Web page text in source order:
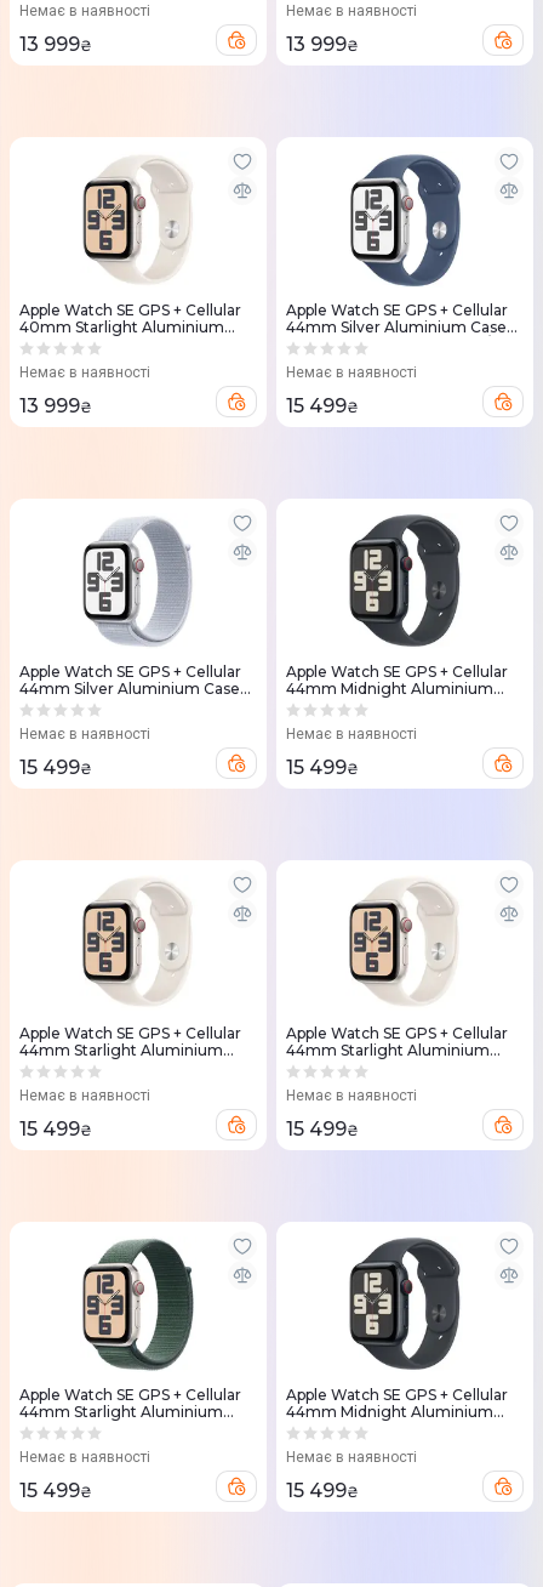
Немає в наявності
13 999₴
Немає в наявності
13 999₴
Apple Watch SE GPS + Cellular
40mm Starlight Aluminium
Case with Starlight Sport Band -
Немає в наявності
13 999₴
Apple Watch SE GPS + Cellular
44mm Silver Aluminium Case
with Denim Sport Band - M/L
Немає в наявності
15 499₴
Apple Watch SE GPS + Cellular
44mm Silver Aluminium Case
with Blue Cloud Sport Loop
Немає в наявності
15 499₴
Apple Watch SE GPS + Cellular
44mm Midnight Aluminium
Case with Midnight Sport Band -
Немає в наявності
15 499₴
Apple Watch SE GPS + Cellular
44mm Starlight Aluminium
Case with Starlight Sport Band -
Немає в наявності
15 499₴
Apple Watch SE GPS + Cellular
44mm Starlight Aluminium
Case with Starlight Sport Band -
Немає в наявності
15 499₴
Apple Watch SE GPS + Cellular
44mm Starlight Aluminium
Case with Lake Green Sport
Немає в наявності
15 499₴
Apple Watch SE GPS + Cellular
44mm Midnight Aluminium
Case with Midnight Sport Band -
Немає в наявності
15 499₴